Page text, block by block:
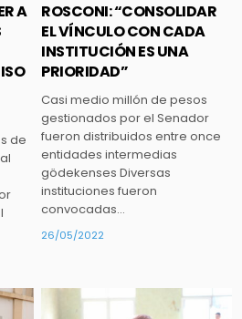
A
de
ROSCONI: “CONSOLIDAR
EL VÍNCULO CON CADA
INSTITUCIÓN ES UNA
PRIORIDAD”
Casi medio millón de pesos
gestionados por el Senador
fueron distribuidos entre once
entidades intermedias
gödekenses Diversas
instituciones fueron
convocadas…
26/05/2022